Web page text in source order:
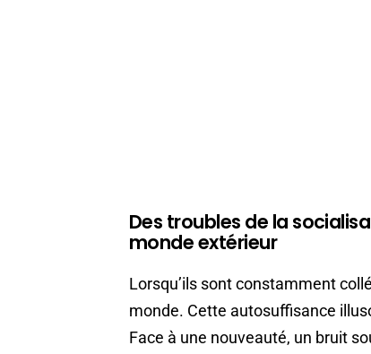
Des troubles de la
monde extérieur
Lorsqu’ils sont constamment
monde. Cette autosuffisance
Face à une nouveauté, un bruit